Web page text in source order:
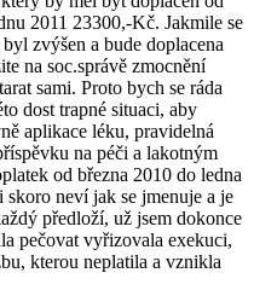
2011 23300,-Kč. Jakmile se
zvýšen a bude doplacena
na soc.správě zmocnění
sami. Proto bych se ráda
dost trapné situaci, aby
aplikace léku, pravidelná
na péči a lakotným
od března 2010 do ledna
skoro neví jak se jmenuje a je
předloží, už jsem dokonce
pečovat vyřizovala exekuci,
kterou neplatila a vznikla